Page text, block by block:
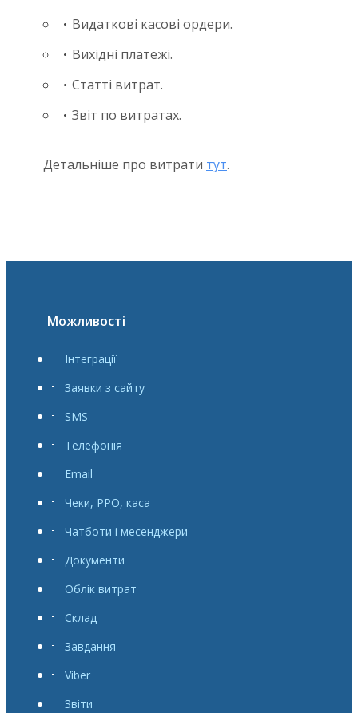
Видаткові касові ордери.
Вихідні платежі.
Статті витрат.
Звіт по витратах.
Детальніше про витрати тут.
Можливості
Інтеграції
Заявки з сайту
SMS
Телефонія
Email
Чеки, РРО, каса
Чатботи і месенджери
Документи
Облік витрат
Склад
Завдання
Viber
Звіти